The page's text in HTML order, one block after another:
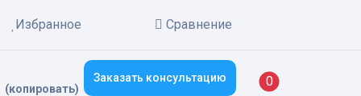
Избранное Сравнение
(копировать)
Заказать консультацию 0New alerts